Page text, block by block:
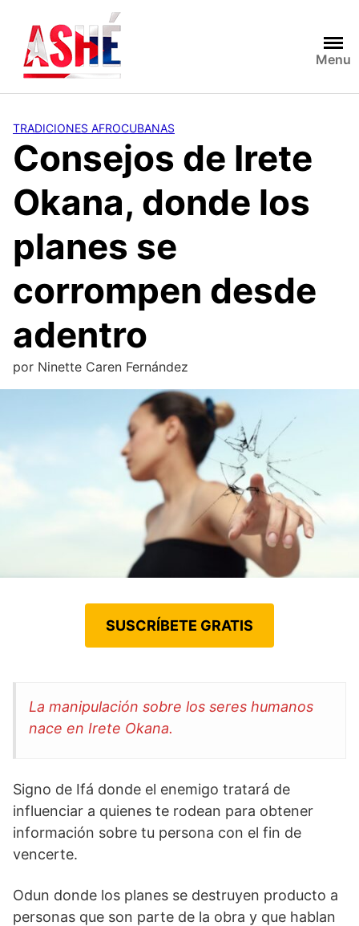
contenido
Menu
TRADICIONES AFROCUBANAS
Consejos de Irete
Okana, donde los
planes se
corrompen desde
adentro
por Ninette Caren Fernández
SUSCRÍBETE GRATIS
La manipulación sobre los seres humanos
nace en Irete Okana.
Signo de Ifá donde el enemigo tratará de
influenciar a quienes te rodean para obtener
información sobre tu persona con el fin de
vencerte.
Odun donde los planes se destruyen producto a
personas que son parte de la obra y que hablan